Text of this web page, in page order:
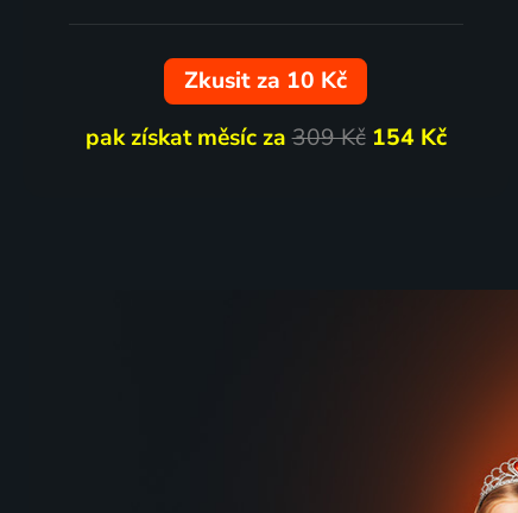
Zkusit za 10 Kč
pak získat měsíc za309 Kč 154 Kč